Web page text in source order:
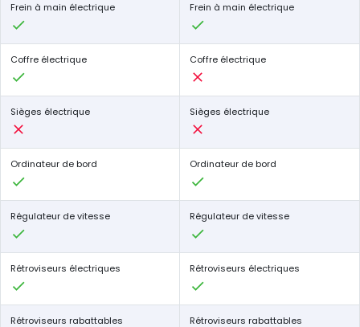
Frein à main électrique Frein à main électrique
Coffre électrique Coffre électrique
Sièges électrique Sièges électrique
Ordinateur de bord Ordinateur de bord
Régulateur de vitesse Régulateur de vitesse
Rétroviseurs électriques Rétroviseurs électriques
Rétroviseurs rabattables
Rétroviseurs rabattables